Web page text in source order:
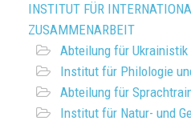
INSTITUT FÜR
ZUSAMMENARBEIT
Abteilung für Ukrainistik
Institut für Philologie
Abteilung für
Institut für Natur- und